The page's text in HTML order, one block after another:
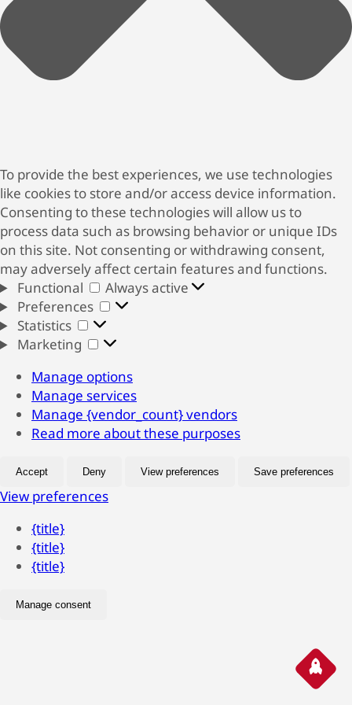
To provide the best experiences, we use technologies
like cookies to store and/or access device information.
Consenting to these technologies will allow us to
process data such as browsing behavior or unique IDs
on this site. Not consenting or withdrawing consent,
may adversely affect certain features and functions.
Functional
Functional
Always active
Preferences
Preferences
Statistics
Statistics
Marketing
Marketing
Manage options
Manage services
Manage {vendor_count} vendors
Read more about these purposes
Accept Deny View preferences Save preferences
View preferences
{title}
{title}
{title}
Manage consent